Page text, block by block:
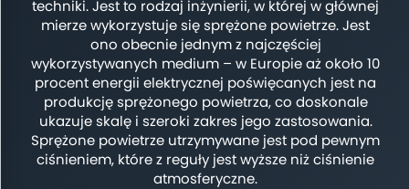
techniki. Jest to rodzaj inżynierii, w której w głównej
mierze wykorzystuje się sprężone powietrze. Jest
ono obecnie jednym z najczęściej
wykorzystywanych medium – w Europie aż około 10
procent energii elektrycznej poświęcanych jest na
produkcję sprężonego powietrza, co doskonale
ukazuje skalę i szeroki zakres jego zastosowania.
Sprężone powietrze utrzymywane jest pod pewnym
ciśnieniem, które z reguły jest wyższe niż ciśnienie
atmosferyczne.